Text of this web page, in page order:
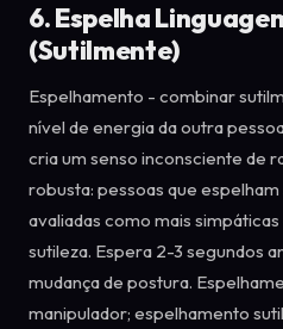
6. Espelha
(Sutilmente)
Espelhamento - combinar
nível de energia da outra
cria um senso inconsciente de
robusta: pessoas que
avaliadas como mais
sutileza. Espera 2-3 segundos
mudança de postura.
manipulador; espelhamento